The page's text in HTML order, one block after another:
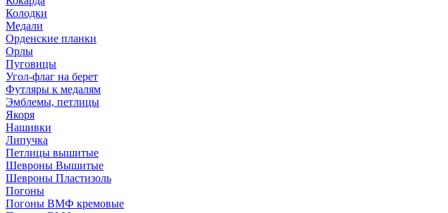
Колодки
Медали
Орденские планки
Орлы
Пуговицы
Угол-флаг на берет
Футляры к медалям
Эмблемы, петлицы
Якоря
Нашивки
Липучка
Петлицы вышитые
Шевроны Вышитые
Шевроны Пластизоль
Погоны
Погоны ВМФ кремовые